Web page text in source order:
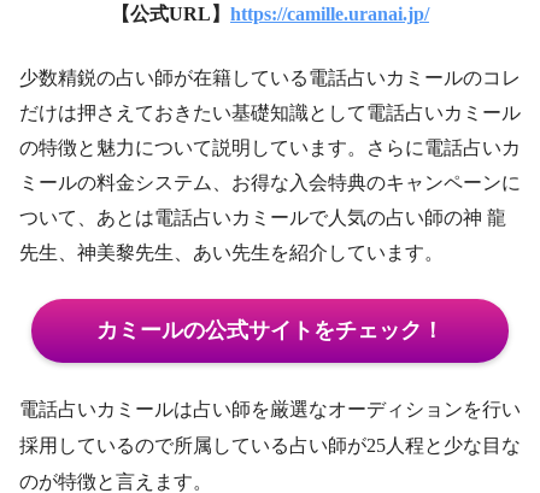
【公式URL】 https://camille.uranai.jp/
少数精鋭の占い師が在籍している電話占いカミールのコレ
だけは押さえておきたい基礎知識として電話占いカミール
の特徴と魅力について説明しています。さらに電話占いカ
ミールの料金システム、お得な入会特典のキャンペーンに
ついて、あとは電話占いカミールで人気の占い師の神 龍
先生、神美黎先生、あい先生を紹介しています。
カミールの公式サイトをチェック！
電話占いカミールは占い師を厳選なオーディションを行い
採用しているので所属している占い師が25人程と少な目な
のが特徴と言えます。